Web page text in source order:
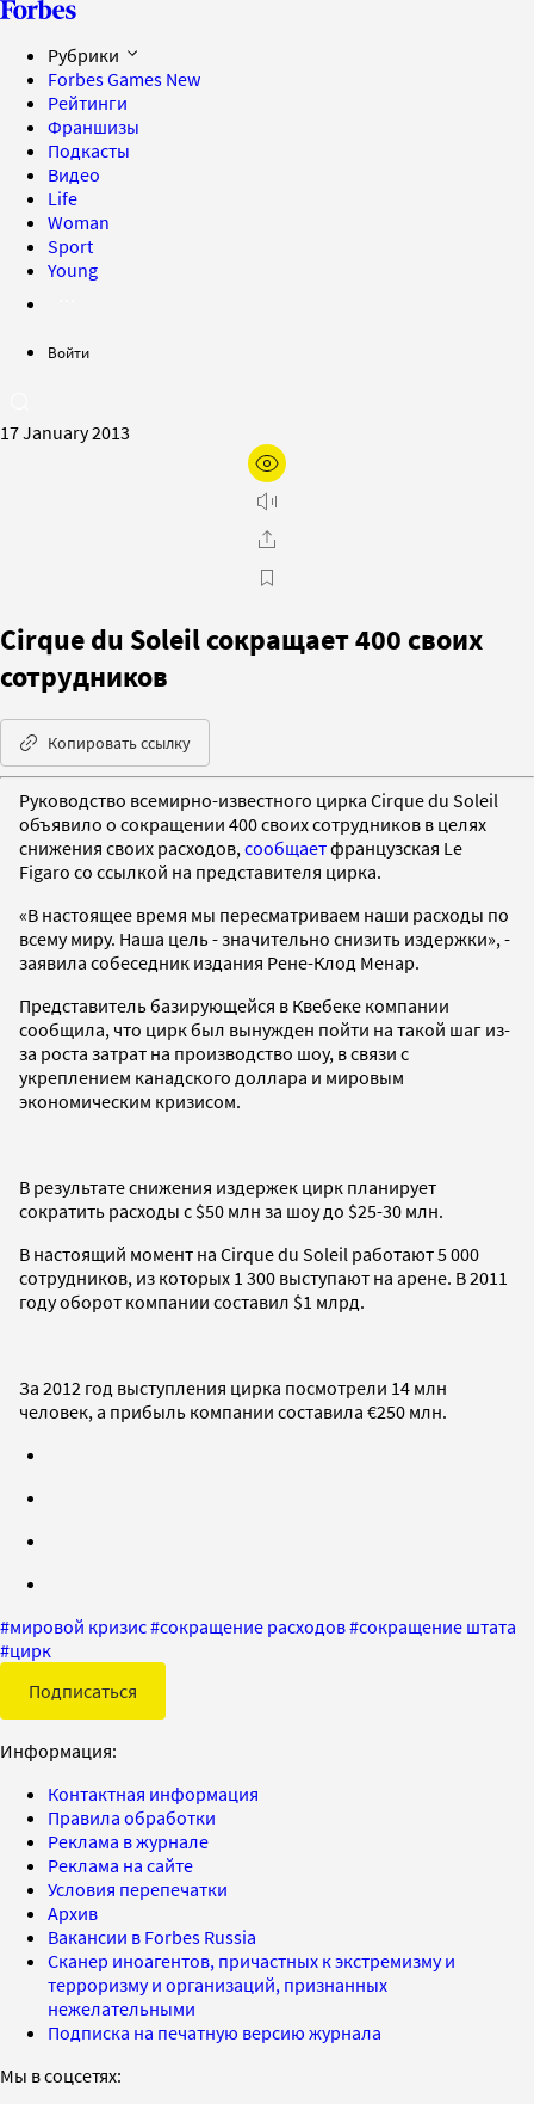
Рубрики
Forbes Games New
Рейтинги
Франшизы
Подкасты
Видео
Life
Woman
Sport
Young
Войти
17 January 2013
Cirque du Soleil сокращает 400 своих
сотрудников
Копировать ссылку
Руководство всемирно-известного цирка Cirque du Soleil
объявило о сокращении 400 своих сотрудников в целях
снижения своих расходов, сообщаетфранцузская Le
Figaro со ссылкой на представителя цирка.
«В настоящее время мы пересматриваем наши расходы по
всему миру. Наша цель - значительно снизить издержки», -
заявила собеседник издания Рене-Клод Менар.
Представитель базирующейся в Квебеке компании
сообщила, что цирк был вынужден пойти на такой шаг из-
за роста затрат на производство шоу, в связи с
укреплением канадского доллара и мировым
экономическим кризисом.
В результате снижения издержек цирк планирует
сократить расходы с $50 млн за шоу до $25-30 млн.
В настоящий момент на Cirque du Soleil работают 5 000
сотрудников, из которых 1 300 выступают на арене. В 2011
году оборот компании составил $1 млрд.
За 2012 год выступления цирка посмотрели 14 млн
человек, а прибыль компании составила €250 млн.
#мировой кризис#сокращение расходов#сокращение штата
#цирк
Подписаться
Информация:
Контактная информация
Правила обработки
Реклама в журнале
Реклама на сайте
Условия перепечатки
Архив
Вакансии в Forbes Russia
Сканер иноагентов, причастных к экстремизму и
терроризму и организаций, признанных
нежелательными
Подписка на печатную версию журнала
Мы в соцсетях: